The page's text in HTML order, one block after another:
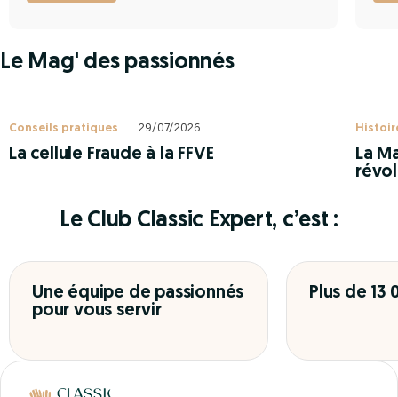
Le Mag' des passionnés
Conseils pratiques 29/07/2026
La cellule Fraude à la FFVE
La
Le Club Classic Expert, c’est :
Une équipe de passionnés
pour vous servir
Plus de 13